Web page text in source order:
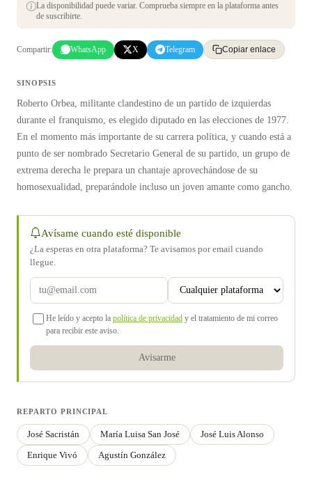
La disponibilidad puede variar. Comprueba siempre en la plataforma antes
de suscribirte.
Compartir: WhatsApp X Telegram Copiar enlace
SINOPSIS
Roberto Orbea, militante clandestino de un partido de izquierdas
durante el franquismo, es elegido diputado en las elecciones de 1977.
En el momento más importante de su carrera política, y cuando está a
punto de ser nombrado Secretario General de su partido, un grupo de
extrema derecha le prepara un chantaje aprovechándose de su
homosexualidad, preparándole incluso un joven amante como gancho.
Avísame cuando esté disponible
¿La esperas en otra plataforma? Te avisamos por email cuando
llegue.
He leído y acepto la política de privacidad y el tratamiento de mi correo
para recibir este aviso.
Avisarme
REPARTO PRINCIPAL
José Sacristán María Luisa San José
José Luis Alonso
Enrique Vivó
Agustín González